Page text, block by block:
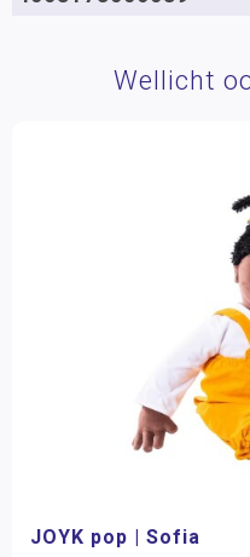
Wellicht
JOYK pop | Sofia